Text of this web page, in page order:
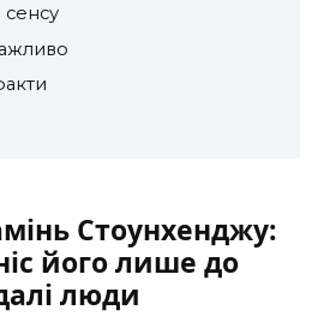
сенсу
Стоунхенджу:
його лише до
люди